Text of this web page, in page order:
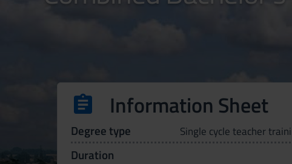
Information Sheet
Degree type Single cycle teacher
Duration